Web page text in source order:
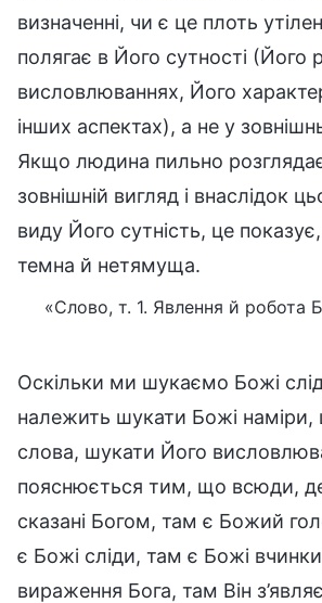
визначенні, чи є це плоть
полягає в Його сутності (Його
висловлюваннях, Його
інших аспектах), а не у
Якщо людина пильно
зовнішній вигляд і внаслідок
виду Його сутність, це
темна й нетямуща.
«Слово, т. 1. Явлення й робота
Оскільки ми шукаємо Божі
належить шукати Божі наміри,
слова, шукати Його
пояснюється тим, що всюди,
сказані Богом, там є Божий
є Божі сліди, там є Божі
вираження Бога, там Він